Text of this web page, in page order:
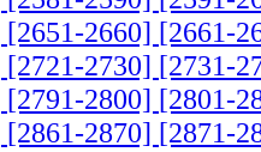
[2651-2660] [2661-
[2721-2730] [2731-
[2791-2800] [2801-
[2861-2870] [2871-